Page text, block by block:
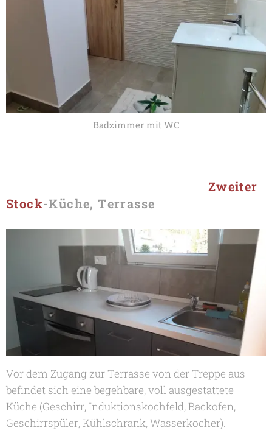
Badzimmer mit WC
Zweiter
Stock-Küche, Terrasse
Vor dem Zugang zur Terrasse von der Treppe aus
befindet sich eine begehbare, voll ausgestattete
Küche (Geschirr, Induktionskochfeld, Backofen,
Geschirrspüler, Kühlschrank, Wasserkocher).